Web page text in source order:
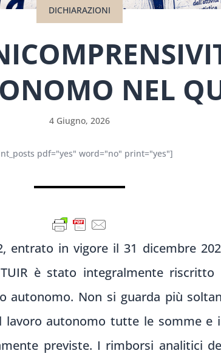
DICHIARAZIONI
NEL
4 Giugno, 2026
pdf="yes" word="no" print="yes"]
entrato in vigore il 31 dicembre
è stato integralmente
autonomo. Non si guarda più
lavoro autonomo tutte le somme e
previste. I rimborsi analitici